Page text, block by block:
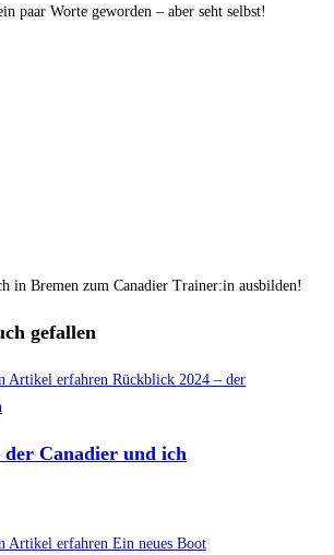
paar Worte geworden – aber seht selbst!
in Bremen zum Canadier Trainer:in ausbilden!
gefallen
Canadier und ich